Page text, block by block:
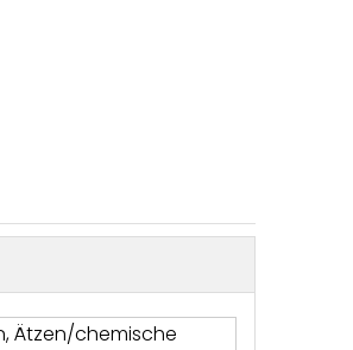
Ätzen/chemische